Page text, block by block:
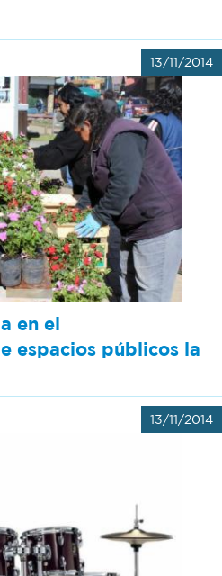
13/11/2014
en el
espacios públicos la
13/11/2014